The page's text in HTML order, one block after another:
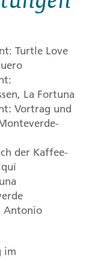
Turtle Love
La Fortuna
Vortrag und
der Kaffee-
Antonio
im